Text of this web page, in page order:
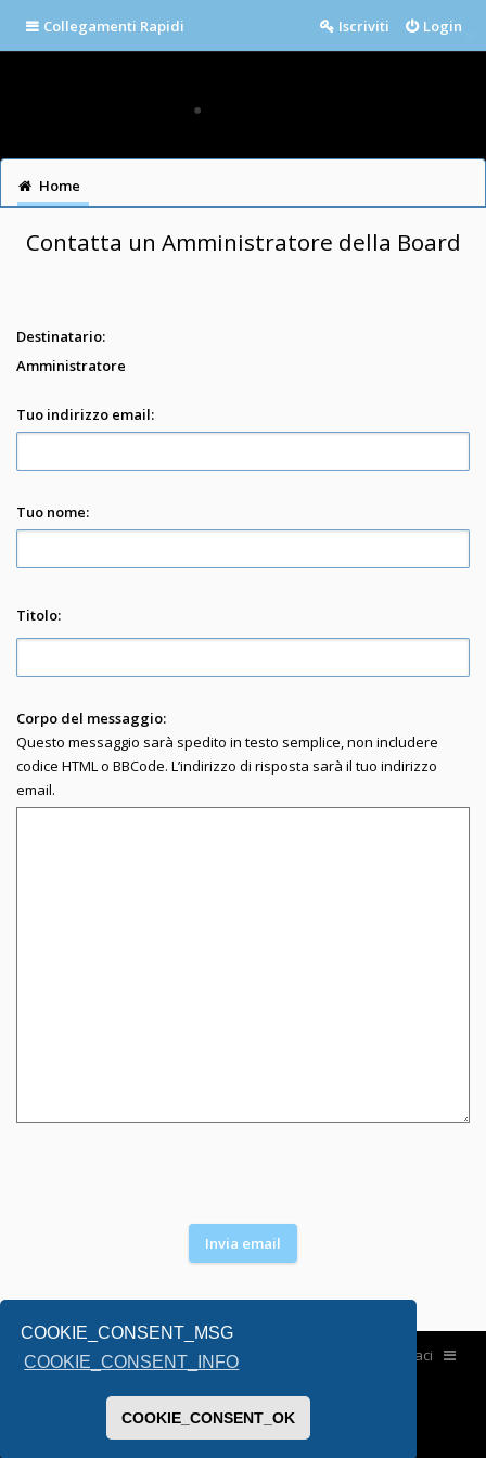
COOKIE_CONSENT_MSG
COOKIE_CONSENT_INFO
COOKIE_CONSENT_OK
Collegamenti Rapidi Login
Iscriviti
Home
Contatta un Amministratore della Board
Destinatario:
Amministratore
Tuo indirizzo email:
Tuo nome:
Titolo:
Corpo del messaggio:
Questo messaggio sarà spedito in testo semplice, non includere
codice HTML o BBCode. L’indirizzo di risposta sarà il tuo indirizzo
email.
Home Contattaci